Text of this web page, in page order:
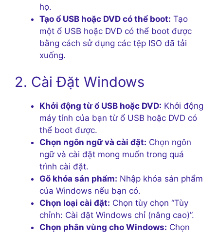
họ.
Tạo ổ USB hoặc DVD có thể boot: Tạo
một ổ USB hoặc DVD có thể boot được
bằng cách sử dụng các tệp ISO đã tải
xuống.
2. Cài Đặt Windows
Khởi động từ ổ USB hoặc DVD: Khởi động
máy tính của bạn từ ổ USB hoặc DVD có
thể boot được.
Chọn ngôn ngữ và cài đặt: Chọn ngôn
ngữ và cài đặt mong muốn trong quá
trình cài đặt.
Gõ khóa sản phẩm: Nhập khóa sản phẩm
của Windows nếu bạn có.
Chọn loại cài đặt: Chọn tùy chọn “Tùy
chỉnh: Cài đặt Windows chỉ (nâng cao)”.
Chọn phân vùng cho Windows: Chọn